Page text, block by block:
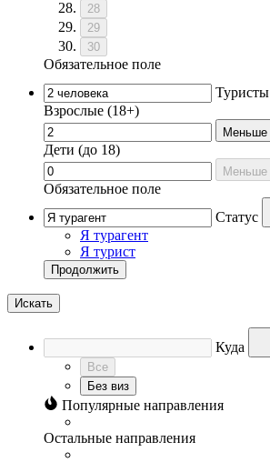
28
29
30
Обязательное поле
Туристы
Взрослые (18+)
Меньше
Дети (до 18)
Меньше
Обязательное поле
Статус
Я турагент
Я турист
Продолжить
Искать
Куда
Все
Без виз
Популярные направления
Остальные направления